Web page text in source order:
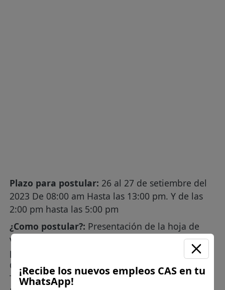
Plazo para postular: 26 al 27 de setiembre del
2023 De 08:00 am Hasta las 13:00 pm. Y de las
2:00 pm hasta las 5:00 pm
¿Como postular?: Presentación de la hoja de
vida documentada (Currículum Vitae), en la
página Web Institucional:
Opción mesa de partes virtual. o en la Oficina de
Trámite Documentario de la Municipalidad
¡Recibe los nuevos empleos CAS en tu
WhatsApp!